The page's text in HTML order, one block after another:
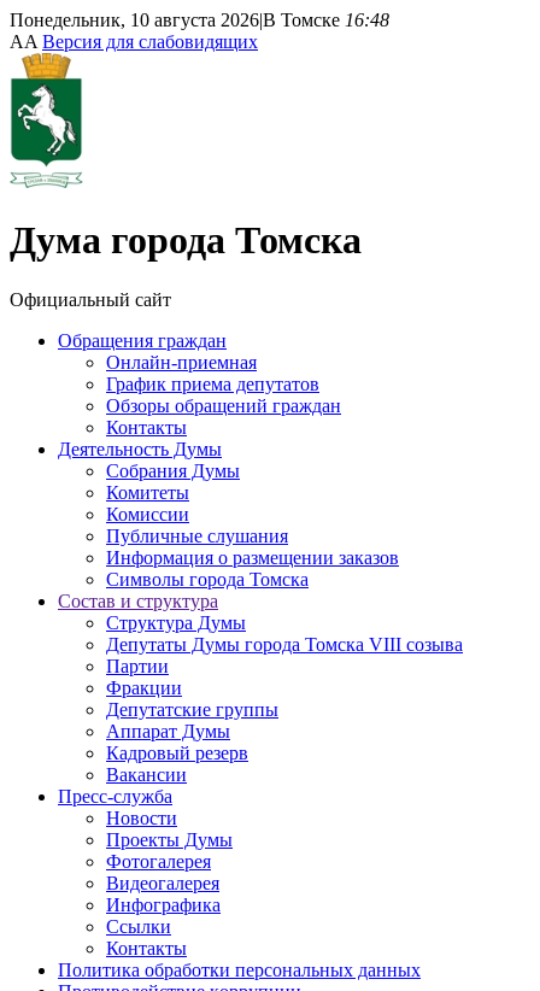
Понедельник, 10 августа 2026|В Томске 16:48
AA Версия для слабовидящих
Дума города Томска
Официальный сайт
Обращения граждан
Онлайн-приемная
График приема депутатов
Обзоры обращений граждан
Контакты
Деятельность Думы
Собрания Думы
Комитеты
Комиссии
Публичные слушания
Информация о размещении заказов
Символы города Томска
Состав и структура
Структура Думы
Депутаты Думы города Томска VIII созыва
Партии
Фракции
Депутатские группы
Аппарат Думы
Кадровый резерв
Вакансии
Пресс-служба
Новости
Проекты Думы
Фотогалерея
Видеогалерея
Инфографика
Ссылки
Контакты
Политика обработки персональных данных